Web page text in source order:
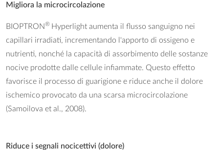
Migliora la microcircolazione
BIOPTRON® Hyperlight aumenta il flusso sanguigno nei
capillari irradiati, incrementando l'apporto di ossigeno e
nutrienti, nonché la capacità di assorbimento delle sostanze
nocive prodotte dalle cellule infiammate. Questo effetto
favorisce il processo di guarigione e riduce anche il dolore
ischemico provocato da una scarsa microcircolazione
(Samoilova et al., 2008).
Riduce i segnali nocicettivi (dolore)